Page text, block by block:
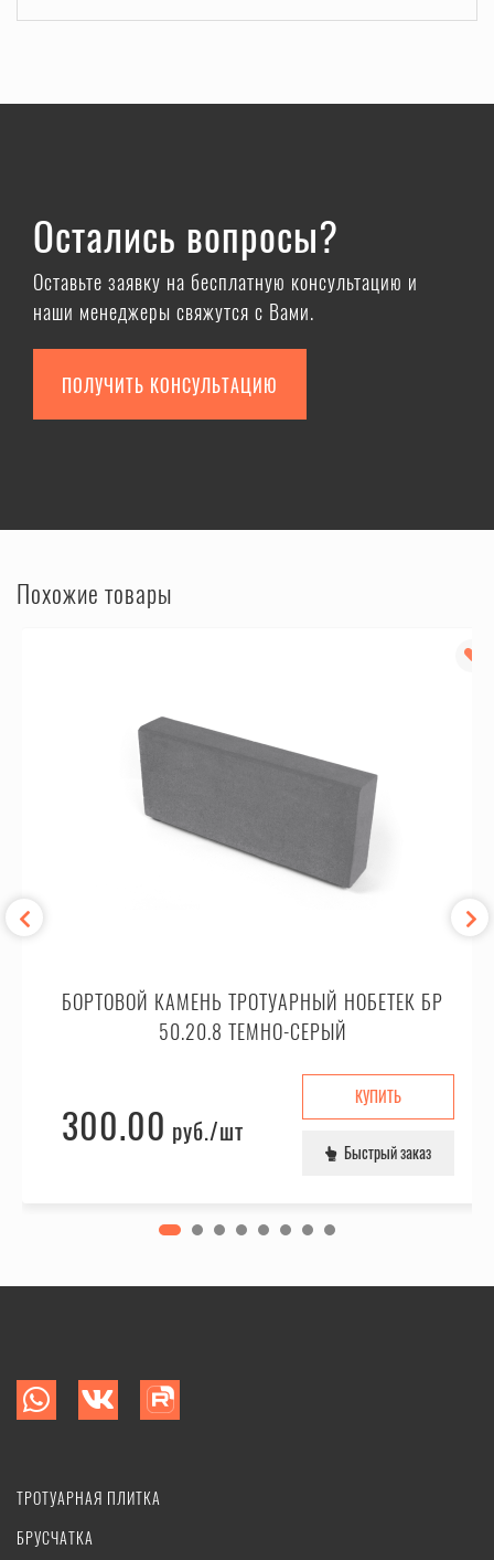
Остались вопросы?
Оставьте заявку на бесплатную консультацию и
наши менеджеры свяжутся с Вами.
ПОЛУЧИТЬ КОНСУЛЬТАЦИЮ
Похожие товары
БОРТОВОЙ КАМЕНЬ ТРОТУАРНЫЙ НОБЕТЕК БР
50.20.8 ТЕМНО-СЕРЫЙ
300.00 руб./шт
КУПИТЬ
Быстрый заказ
ТРОТУАРНАЯ ПЛИТКА
БРУСЧАТКА